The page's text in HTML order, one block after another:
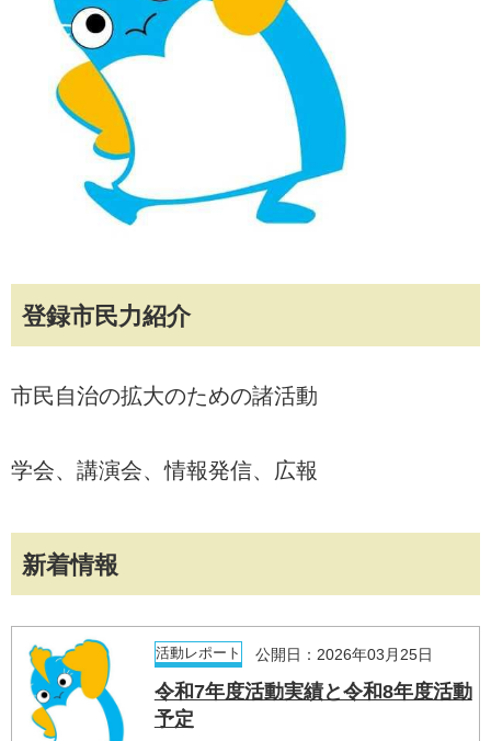
登録市民力紹介
市民自治の拡大のための諸活動
学会、講演会、情報発信、広報
新着情報
活動レポート 公開日：2026年03月25日
令和7年度活動実績と令和8年度活動
予定